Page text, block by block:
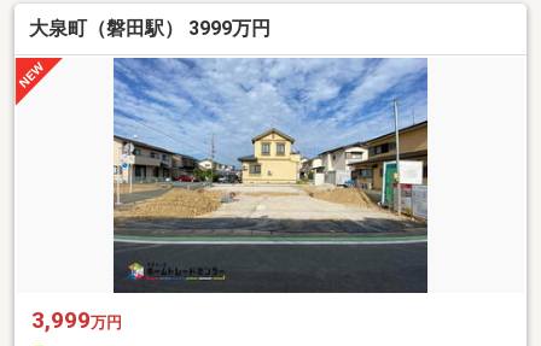
大泉町（磐田駅） 3999万円
3,999万円